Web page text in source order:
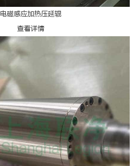
电磁感应加热压延辊
查看详情